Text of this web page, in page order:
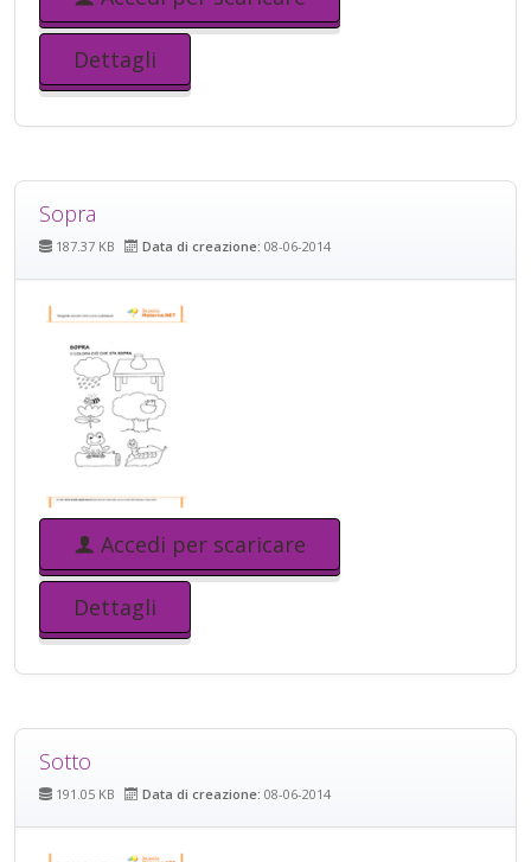
Dettagli
Sopra
187.37 KB Data di creazione: 08-06-2014
Accedi per scaricare
Dettagli
Sotto
191.05 KB Data di creazione: 08-06-2014